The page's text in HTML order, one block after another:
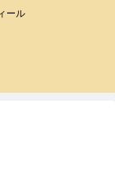
ール